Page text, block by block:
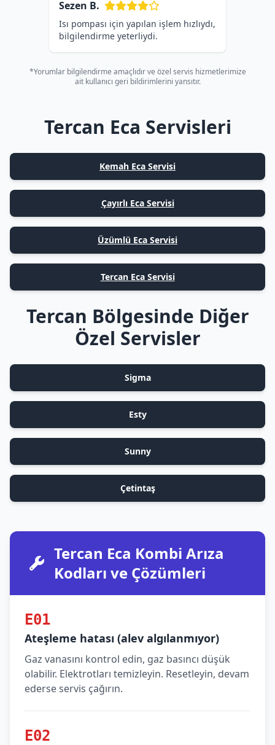
Sezen B.
Isı pompası için yapılan işlem hızlıydı,
bilgilendirme yeterliydi.
*Yorumlar bilgilendirme amaçlıdır ve özel servis hizmetlerimize
ait kullanıcı geri bildirimlerini yansıtır.
Tercan Eca Servisleri
Kemah Eca Servisi
Çayırlı Eca Servisi
Üzümlü Eca Servisi
Tercan Eca Servisi
Tercan Bölgesinde Diğer
Özel Servisler
Sigma
Esty
Sunny
Çetintaş
Tercan Eca Kombi Arıza
Kodları ve Çözümleri
E01
Ateşleme hatası (alev algılanmıyor)
Gaz vanasını kontrol edin, gaz basıncı düşük
olabilir. Elektrotları temizleyin. Resetleyin, devam
ederse servis çağırın.
E02